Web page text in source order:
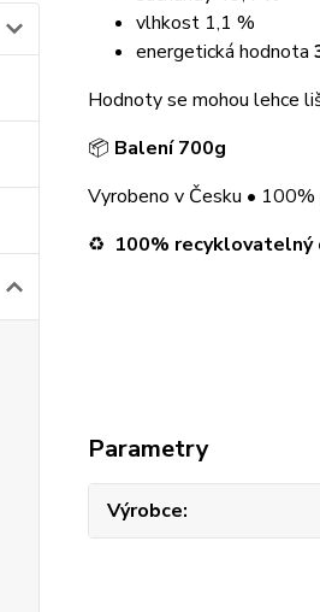
vlhkost 1,1 %
energetická hodnota
Hodnoty se mohou lehce
📦 Balení 700g
Vyrobeno v Česku • 100%
♻️ 100%
Parametry
Výrobce